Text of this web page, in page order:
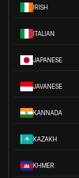
IRISH
ITALIAN
JAPANESE
JAVANESE
KANNADA
KAZAKH
KHMER